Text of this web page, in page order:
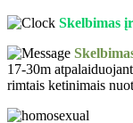
Skelbimas
17-30m
rimtais ketinimais